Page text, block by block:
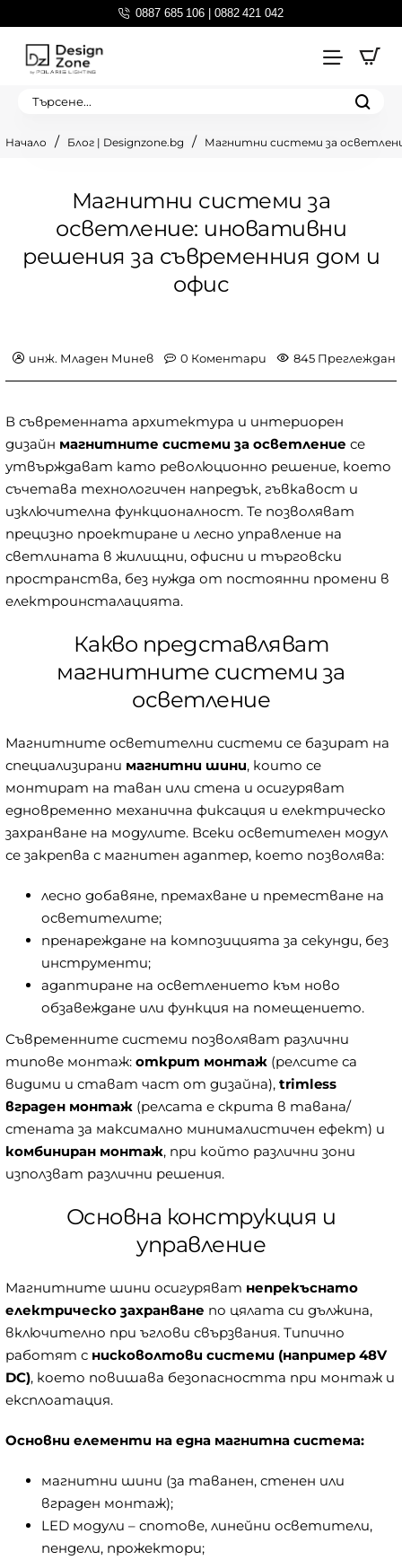
0887 685 106 | 0882 421 042
Търсене...
Магнитни системи за
осветление: иновативни
решения за съвременния дом и
офис
Блог | Designzone.bg Магнитни системи за
инж. Младен Минев 0 Коментари 845
В съвременната архитектура и интериорен
дизайн магнитните системи за осветление се
утвърждават като революционно решение, което
съчетава технологичен напредък, гъвкавост и
изключителна функционалност. Те позволяват
прецизно проектиране и лесно управление на
светлината в жилищни, офисни и търговски
пространства, без нужда от постоянни промени в
електроинсталацията.
Какво представляват
магнитните системи за
осветление
Магнитните осветителни системи се базират на
специализирани магнитни шини, които се
монтират на таван или стена и осигуряват
едновременно механична фиксация и електрическо
захранване на модулите. Всеки осветителен модул
се закрепва с магнитен адаптер, което позволява:
лесно добавяне, премахване и преместване на
осветителите;
пренареждане на композицията за секунди, без
инструменти;
адаптиране на осветлението към ново
обзавеждане или функция на помещението.
Съвременните системи позволяват различни
типове монтаж: открит монтаж (релсите са
видими и стават част от дизайна), trimless
вграден монтаж (релсата е скрита в тавана/
стената за максимално минималистичен ефект) и
комбиниран монтаж, при който различни зони
използват различни решения.
Основна конструкция и
управление
Магнитните шини осигуряват непрекъснато
електрическо захранване по цялата си дължина,
включително при ъглови свързвания. Типично
работят с нисковолтови системи (например 48V
DC), което повишава безопасността при монтаж и
експлоатация.
Основни елементи на една магнитна система:
магнитни шини (за таванен, стенен или
вграден монтаж);
LED модули – спотове, линейни осветители,
пендели, прожектори;